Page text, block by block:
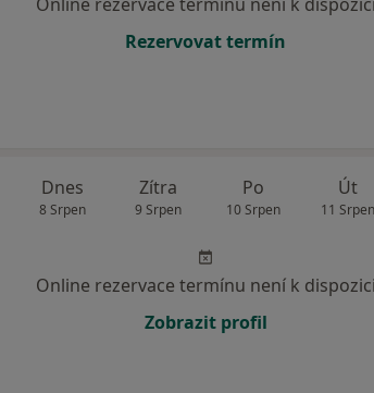
Rezervovat termín
Dnes
8 Srpen
Zítra
9 Srpen
Po
10 Srpen
Út
11 Srpen
Online rezervace termínu není k dispozici
Zobrazit profil